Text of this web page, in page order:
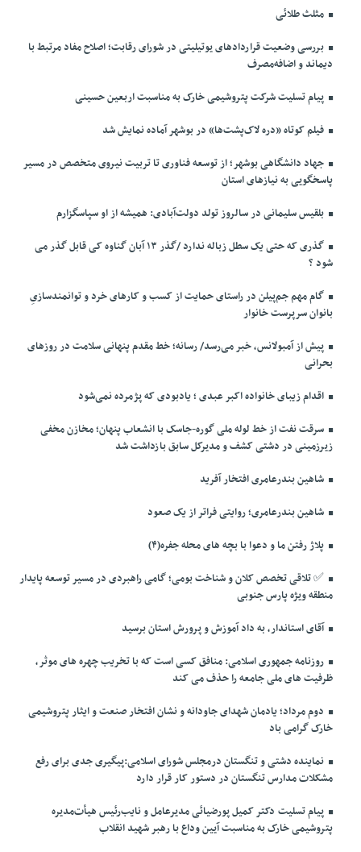
مثلث طلائی
بررسی وضعیت قراردادهای یوتیلیتی در شورای رقابت؛ اصلاح مفاد مرتبط با
دیماند و اضافه‌مصرف
پیام تسلیت شرکت پتروشیمی خارک به مناسبت اربعین حسینی
فیلم کوتاه «دره لاک‌پشت‌ها» در بوشهر آماده نمایش شد
جهاد دانشگاهی بوشهر؛ از توسعه فناوری تا تربیت نیروی متخصص در مسیر
پاسخگویی به نیازهای استان
بلقیس سلیمانی در سالروز تولد دولت‌آبادی: همیشه از او سپاسگزارم
گذری که حتی یک سطل زباله ندارد /گذر ۱۳ آبان گناوه کی قابل گذر می
شود ؟
گام مهم جم‌پیلن در راستای حمایت از کسب و کارهای خرد و توانمندسازیِ
بانوان سرپرست خانوار
پیش از آمبولانس، خبر می‌رسد/ رسانه؛ خط مقدم پنهانی سلامت در روزهای
بحرانی
اقدام زیبای خانواده اکبر عبدی ؛ یادبودی که پژمرده نمی‌شود
سرقت نفت از خط لوله ملی گوره-جاسک با انشعاب پنهان؛ مخازن مخفی
زیرزمینی در دشتی کشف و مدیرکل سابق بازداشت شد
شاهین بندرعامری افتخار آفرید
شاهین بندرعامری؛ روایتی فراتر از یک صعود
پلاژ رفتن ما و دعوا با بچه های محله جفره(۴)
✅️ تلاقی تخصص کلان و شناخت بومی؛ گامی راهبردی در مسیر توسعه پایدار
منطقه ویژه پارس جنوبی
آقای استاندار، به داد آموزش و پرورش استان برسید
روزنامه جمهوری اسلامی: منافق کسی است که با تخریب چهره های موثر،
ظرفیت های ملی جامعه را حذف می کند
دوم مرداد؛ یادمان شهدای جاودانه و نشان افتخار صنعت و ایثار پتروشیمی
خارک گرامی باد
نماینده دشتی و تنگستان درمجلس شورای اسلامی:پیگیری جدی برای رفع
مشکلات مدارس تنگستان در دستور کار قرار دارد
پیام تسلیت دکتر کمیل پورضیائی مدیرعامل و نایب‌رئیس هیأت‌مدیره
پتروشیمی خارک به مناسبت آیین وداع با رهبر شهید انقلاب